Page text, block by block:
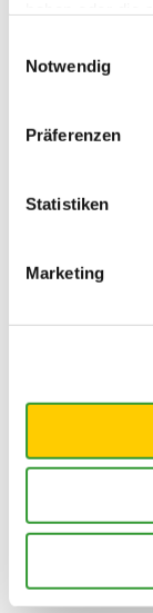
Notwendig
Präferenzen
Statistiken
Marketing